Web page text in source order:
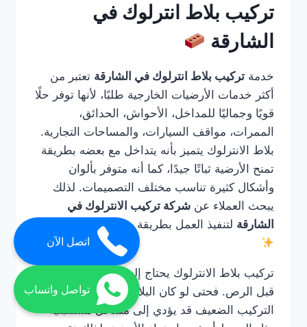
تركيب بلاط انترلوك في
الشارقة
خدمة تركيب بلاط انترلوك في الشارقة تعتبر من
أكثر خدمات الأرضيات الخارجية طلبًا، لأنها توفر حلًا
قويًا وجماليًا للمداخل، الأحواش، الحدائق،
الممرات، مواقف السيارات، والمساحات التجارية.
بلاط الانترلوك يتميز بأنه يتداخل مع بعضه بطريقة
تمنح الأرضية ثباتًا جيدًا، كما أنه متوفر بألوان
وأشكال كثيرة تناسب مختلف التصميمات. لذلك
يبحث العملاء عن شركة تركيب الانترلوك في
الشارقة لتنفيذ العمل بطريقة صحيحة واحترافية.
تركيب بلاط الانترلوك يحتاج إلى خبرة في التأسيس
قبل الرص. فحتى لو كان البلاط عالي الجودة، فإن
التركيب الضعيف قد يؤدي إلى مشاكل مستقبلية
اتصل الآن
تواصل واتساب